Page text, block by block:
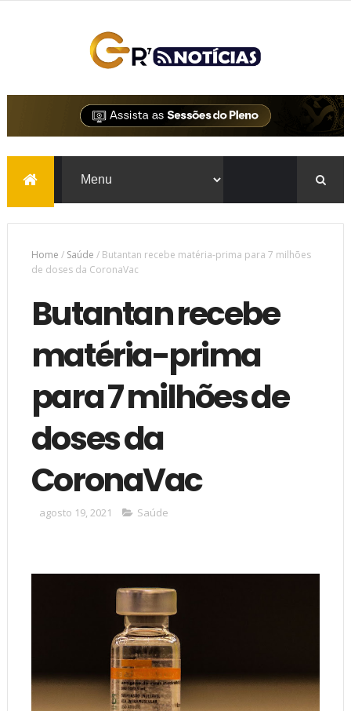
Home / Saúde / Butantan recebe matéria-prima para 7 milhões
de doses da CoronaVac
Butantan recebe
matéria-prima
para 7 milhões de
doses da
CoronaVac
agosto 19, 2021 Saúde